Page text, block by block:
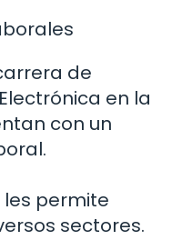
de
en la
con un
permite
sectores.